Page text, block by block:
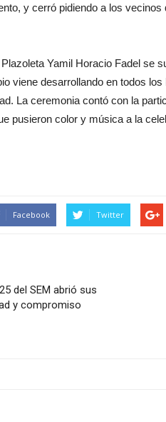
y cerró pidiendo a los
Yamil Horacio Fadel se
viene desarrollando en todos
La ceremonia contó con la
pusieron color y música a la
Facebook Twitter
del SEM abrió sus
y compromiso